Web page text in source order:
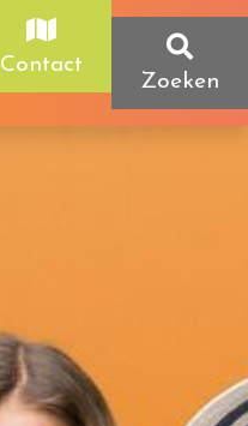
Contact
Zoeken